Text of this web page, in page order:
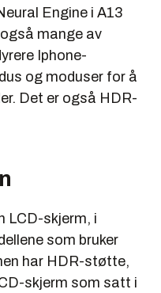
Engine i A13
mange av
Iphone-
og moduser for å
Det er også HDR-
LCD-skjerm, i
som bruker
har HDR-støtte,
skjerm som satt i